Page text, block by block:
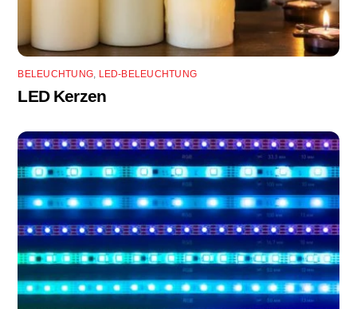
BELEUCHTUNG LED-BELEUCHTUNG
LED Kerzen